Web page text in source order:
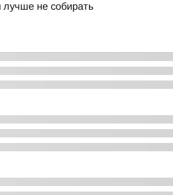
лучше не собирать